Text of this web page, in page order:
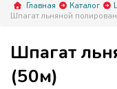
Главная Каталог
Шпагат льняной
Шпагат
(50м)